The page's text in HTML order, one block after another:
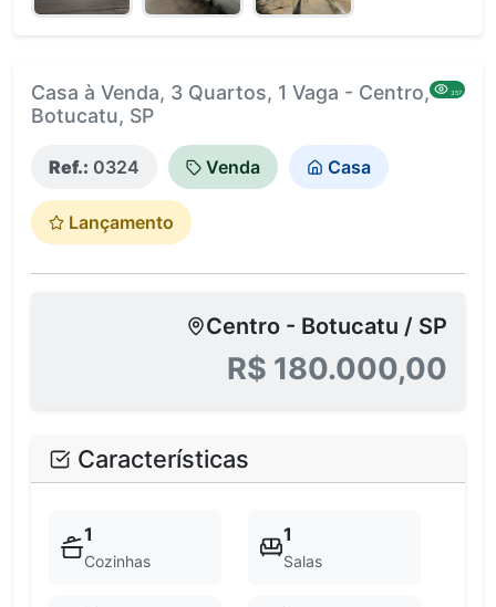
Casa à Venda, 3 Quartos, 1 Vaga - Centro,
Botucatu, SP
357
Ref.: 0324 Venda Casa
Lançamento
Centro - Botucatu / SP
R$ 180.000,00
Características
1
Cozinhas
1
Salas